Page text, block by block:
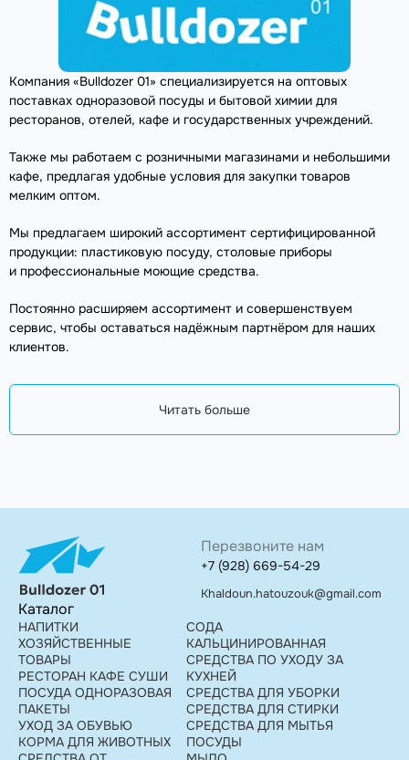
Компания «Bulldozer 01» специализируется на оптовых
поставках одноразовой посуды и бытовой химии для
ресторанов, отелей, кафе и государственных учреждений.
Также мы работаем с розничными магазинами и небольшими
кафе, предлагая удобные условия для закупки товаров
мелким оптом.
Мы предлагаем широкий ассортимент сертифицированной
продукции: пластиковую посуду, столовые приборы
и профессиональные моющие средства.
Постоянно расширяем ассортимент и совершенствуем
сервис, чтобы оставаться надёжным партнёром для наших
клиентов.
Читать больше
Каталог
НАПИТКИ
ХОЗЯЙСТВЕННЫЕ
ТОВАРЫ
РЕСТОРАН КАФЕ СУШИ
ПОСУДА ОДНОРАЗОВАЯ
ПАКЕТЫ
УХОД ЗА ОБУВЬЮ
КОРМА ДЛЯ ЖИВОТНЫХ
СОДА
КАЛЬЦИНИРОВАННАЯ
СРЕДСТВА ПО УХОДУ ЗА
КУХНЕЙ
СРЕДСТВА ДЛЯ УБОРКИ
СРЕДСТВА ДЛЯ СТИРКИ
СРЕДСТВА ДЛЯ МЫТЬЯ
ПОСУДЫ
Перезвоните нам
+7 (928) 669-54-29
Khaldoun.hatouzouk@gmail.com